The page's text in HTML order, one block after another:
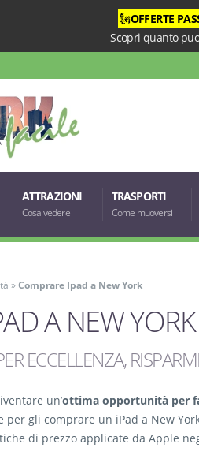
🗽OFFERTE
Scopri quanto
ATTRAZIONI
Cosa vedere
TRASPORTI
Come muoversi
»Comprare Ipad a New York
A NEW YORK
ECCELLENZA,
un’ottima opportunità per
per gli comprare un iPad a New
di prezzo applicate da Apple